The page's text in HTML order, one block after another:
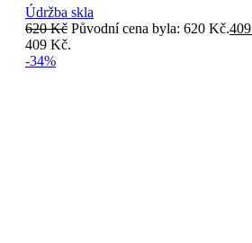
Údržba skla
620Kč Původní cena byla: 620 Kč.409
409 Kč.
-34%